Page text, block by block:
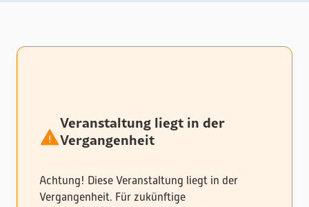
Veranstaltung liegt in der
Vergangenheit
Achtung! Diese Veranstaltung liegt in der
Vergangenheit. Für zukünftige